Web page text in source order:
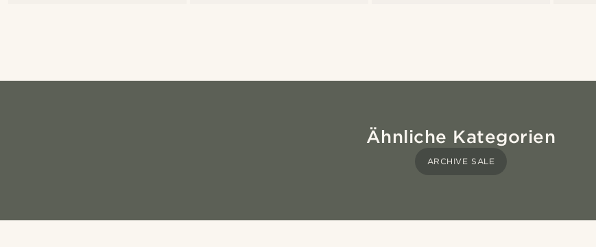
Ähnliche Kategorien
ARCHIVE SALE